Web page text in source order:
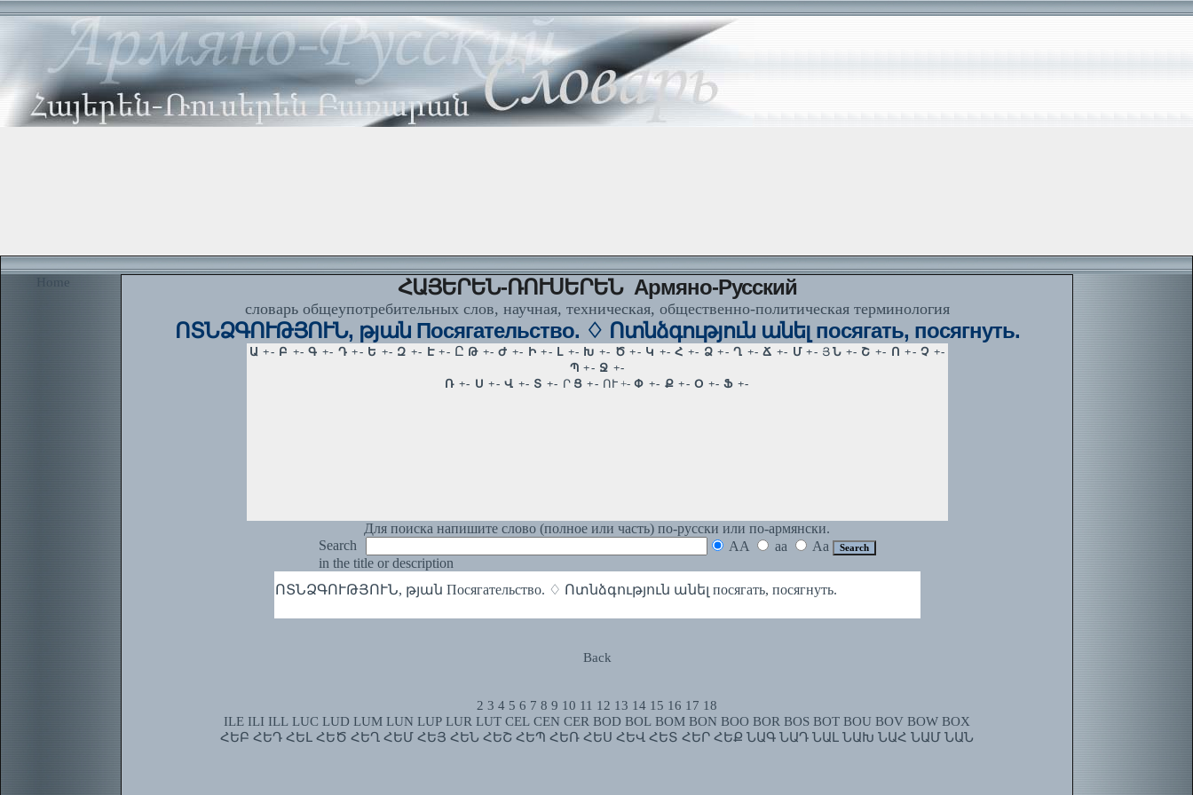
Home ՀԱՅԵՐԵՆ-ՌՈՒՍԵՐԵՆ Армяно-Русский
словарь общеупотребительных слов, научная, техническая, общественно-политическая терминология
ՈՏՆՁԳՈՒԹՅՈՒՆ, թյան Посягательство. ♢ Ոտնձգություն անել посягать, посягнуть.
Для поиска напишите слово (полное или часть) по-русски или по-армянски.
Search
AA aa
Aa
in the title or description
ՈՏՆՁԳՈՒԹՅՈՒՆ, թյան Посягательство. ♢ Ոտնձգություն անել посягать, посягнуть.
Back
2 3 4 5 6 7 8 9 10 11 12 13 14 15 16 17 18
ILE ILI ILL LUC LUD LUM LUN LUP LUR LUT CEL CEN CER BOD BOL BOM BON BOO BOR BOS BOT BOU BOV BOW BOX
ՀԵԲ ՀԵԴ ՀԵԼ ՀԵԾ ՀԵՂ ՀԵՄ ՀԵՅ ՀԵՆ ՀԵՇ ՀԵՊ ՀԵՌ ՀԵՍ ՀԵՎ ՀԵՏ ՀԵՐ ՀԵՔ ՆԱԳ ՆԱԴ ՆԱԼ ՆԱԽ ՆԱՀ ՆԱՄ ՆԱՆ